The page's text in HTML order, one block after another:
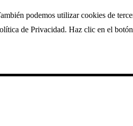
podemos utilizar cookies de
de Privacidad. Haz clic en el